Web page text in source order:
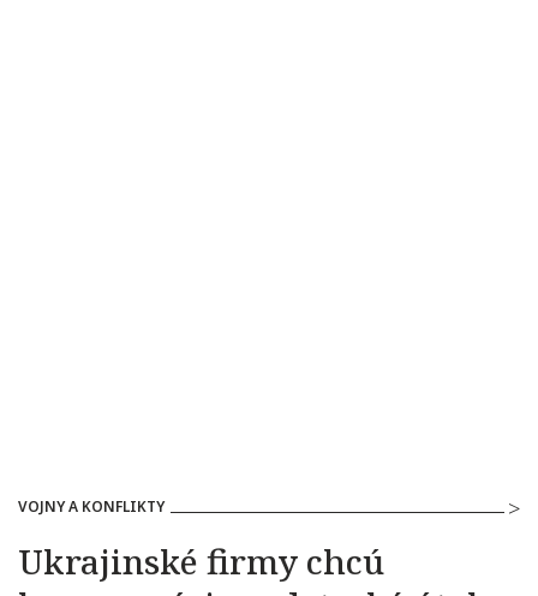
VOJNY A KONFLIKTY
Ukrajinské firmy chcú